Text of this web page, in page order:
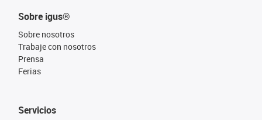
Sobre igus®
Sobre nosotros
Trabaje con nosotros
Prensa
Ferias
Servicios